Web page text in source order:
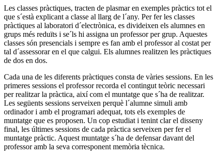
Les classes pràctiques, tracten de plasmar en exemples pràctics tot el
que s´està explicant a classe al llarg de l´any. Per fer les classes
pràctiques al laboratori d´electrònica, es divideixen els alumnes en
grups més reduïts i se´ls hi assigna un professor per grup. Aquestes
classes són presencials i sempre es fan amb el professor al costat per
tal d´assessorar en el que calgui. Els alumnes realitzen les pràctiques
de dos en dos.
Cada una de les diferents pràctiques consta de vàries sessions. En les
primeres sessions el professor recorda el contingut teòric necessari
per realitzar la pràctica, així com el muntatge que s´ha de realitzar.
Les següents sessions serveixen perquè l´alumne simuli amb
ordinador i amb el programari adequat, tots els exemples de
muntatge que es proposen. Un cop estudiat i tenint clar el disseny
final, les últimes sessions de cada pràctica serveixen per fer el
muntatge pràctic. Aquest muntatge s´ha de defensar davant del
professor amb la seva corresponent memòria tècnica.